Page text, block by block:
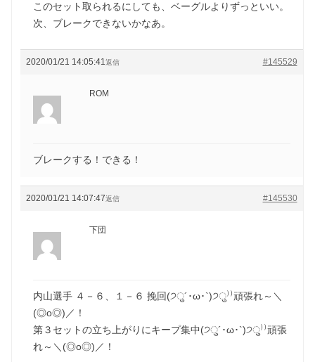
このセット取られるにしても、ベーグルよりずっといい。
次、ブレークできないかなあ。
2020/01/21 14:05:41 #145529
返信
ROM
ブレークする！できる！
2020/01/21 14:07:47 #145530
返信
下団
内山選手 ４－６、１－６ 挽回(੭ु´･ω･`)੭ु⁾⁾頑張れ～＼
(◎o◎)／！
第３セットの立ち上がりにキープ集中(੭ु´･ω･`)੭ु⁾⁾頑張
れ～＼(◎o◎)／！